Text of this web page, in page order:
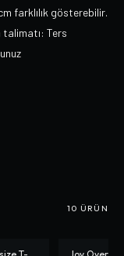
farklılık gösterebilir.
talimatı: Ters
10 ÜRÜN